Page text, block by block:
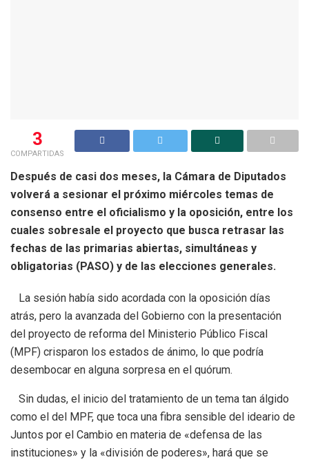
3
COMPARTIDAS
Después de casi dos meses, la Cámara de Diputados
volverá a sesionar el próximo miércoles temas de
consenso entre el oficialismo y la oposición, entre los
cuales sobresale el proyecto que busca retrasar las
fechas de las primarias abiertas, simultáneas y
obligatorias (PASO) y de las elecciones generales.
La sesión había sido acordada con la oposición días
atrás, pero la avanzada del Gobierno con la presentación
del proyecto de reforma del Ministerio Público Fiscal
(MPF) crisparon los estados de ánimo, lo que podría
desembocar en alguna sorpresa en el quórum.
Sin dudas, el inicio del tratamiento de un tema tan álgido
como el del MPF, que toca una fibra sensible del ideario de
Juntos por el Cambio en materia de «defensa de las
instituciones» y la «división de poderes», hará que se